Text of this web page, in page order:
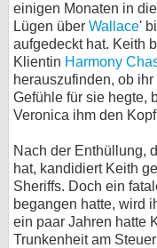
einigen Monaten in
Lügen über Wallace'
aufgedeckt hat. Keith
Klientin Harmony
herauszufinden, ob
Gefühle für sie hegte,
Veronica ihm den
Nach der Enthüllung,
hat, kandidiert Keith
Sheriffs. Doch ein
begangen hatte, wird
ein paar Jahren hatte
Trunkenheit am